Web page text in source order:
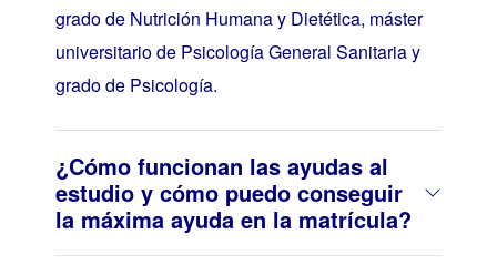
grado de Nutrición Humana y Dietética, máster
universitario de Psicología General Sanitaria y
grado de Psicología.
¿Cómo funcionan las ayudas al
estudio y cómo puedo conseguir
la máxima ayuda en la matrícula?